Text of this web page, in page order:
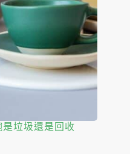
垃圾還是回收